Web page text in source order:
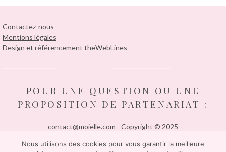
Contactez-nous
Mentions légales
Design et référencement theWebLines
POUR UNE QUESTION OU UNE
PROPOSITION DE PARTENARIAT :
contact@moielle.com - Copyright © 2025
Nous utilisons des cookies pour vous garantir la meilleure